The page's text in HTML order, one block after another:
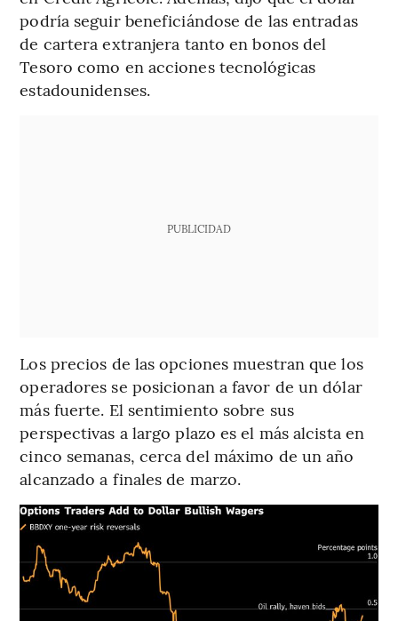
podría seguir beneficiándose de las entradas
de cartera extranjera tanto en bonos del
Tesoro como en acciones tecnológicas
estadounidenses.
PUBLICIDAD
Los precios de las opciones muestran que los
operadores se posicionan a favor de un dólar
más fuerte. El sentimiento sobre sus
perspectivas a largo plazo es el más alcista en
cinco semanas, cerca del máximo de un año
alcanzado a finales de marzo.